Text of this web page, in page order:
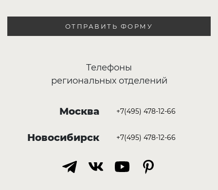
ОТПРАВИТЬ ФОРМУ
Телефоны
региональных отделений
Москва +7(495) 478-12-66
Новосибирск +7(495) 478-12-66